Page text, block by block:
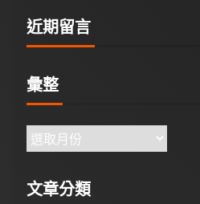
近期留言
彙整
文章分類